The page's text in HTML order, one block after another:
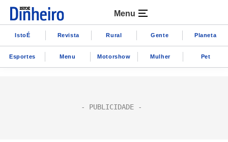
Menu
IstoÉ Revista Rural Gente Planeta
Esportes Menu Motorshow Mulher Pet